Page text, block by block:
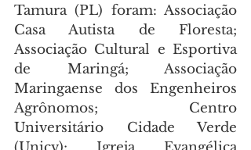
Tamura (PL) foram: Associação
Casa Autista de Floresta;
Associação Cultural e Esportiva
de Maringá; Associação
Maringaense dos Engenheiros
Agrônomos; Centro
Universitário Cidade Verde